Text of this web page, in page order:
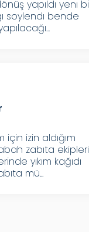
yapıldı yenı bi
soylendı bende
için izin aldığım
zabıta ekipleri
yıkım kağıdı
mü...